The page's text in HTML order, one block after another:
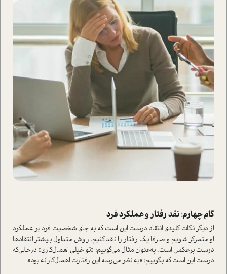
گام چهارم: نقد رفتار و عملکرد فرد
از دیگر نکات کلیدی انتقاد درست این است که به جای شخصیت فرد بر عملکرد
او متمرکز شویم و صرفا یک رفتار را نقد کنیم. روش متداول بیشتر انتقادها
درست برعکس است. به‌عنوان مثال می‌گوییم: «تو خیلی اهمال‌کاری» درحالی‌که
درست این است که بگوییم: «به نظر می‌رسه این رفتارت اهمال‌کارانه بود».